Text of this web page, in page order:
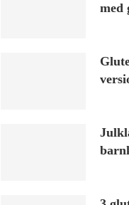
med